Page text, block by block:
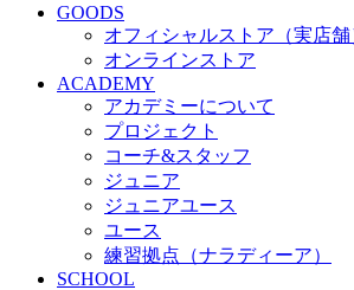
クラブ理念
クラブ情報
サステナビリティ
Web制作支援
応援プロジェクト
GOODS
オフィシャルストア（実店舗
オンラインストア
ACADEMY
アカデミーについて
プロジェクト
コーチ&スタッフ
ジュニア
ジュニアユース
ユース
練習拠点（ナラディーア）
SCHOOL